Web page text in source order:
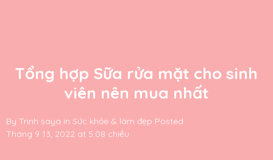
Tổng hợp Sữa rửa mặt cho sinh
viên nên mua nhất
By Trinh saya in Sức khỏe & làm đẹp Posted
Tháng 9 13, 2022 at 5:08 chiều